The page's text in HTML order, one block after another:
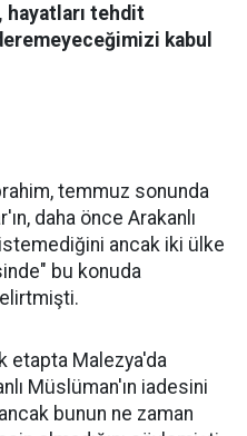
hayatları tehdit
kabul
temmuz sonunda
daha önce Arakanlı
ancak iki ülke
bu konuda
etapta Malezya'da
Müslüman'ın iadesini
bunun ne zaman